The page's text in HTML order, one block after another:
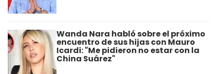
Wanda Nara habló sobre el próximo
encuentro de sus hijas con Mauro
Icardi: "Me pidieron no estar con la
China Suárez"